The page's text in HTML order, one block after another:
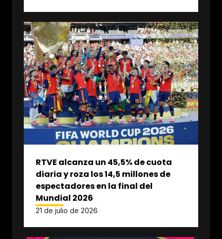
RTVE alcanza un 45,5% de cuota
diaria y roza los 14,5 millones de
espectadores en la final del
Mundial 2026
21 de julio de 2026